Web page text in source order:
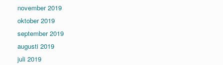
november 2019
oktober 2019
september 2019
augusti 2019
juli 2019